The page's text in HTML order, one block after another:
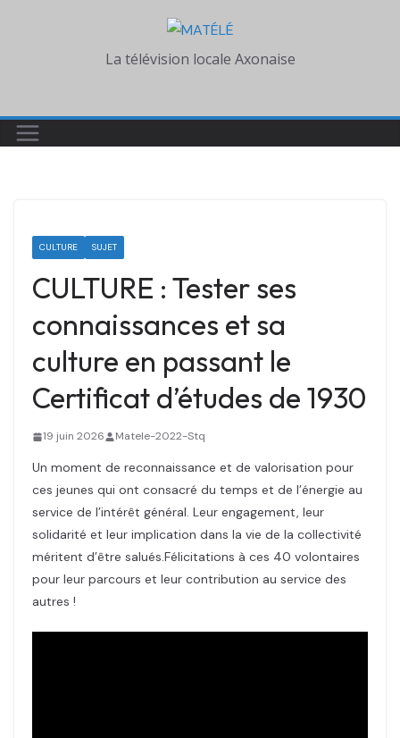
La télévision locale Axonaise
CULTURE SUJET
CULTURE : Tester ses
connaissances et sa
culture en passant le
Certificat d’études de 1930
19 juin 2026 Matele-2022-Stq
Un moment de reconnaissance et de valorisation pour
ces jeunes qui ont consacré du temps et de l’énergie au
service de l’intérêt général. Leur engagement, leur
solidarité et leur implication dans la vie de la collectivité
méritent d’être salués.Félicitations à ces 40 volontaires
pour leur parcours et leur contribution au service des
autres !